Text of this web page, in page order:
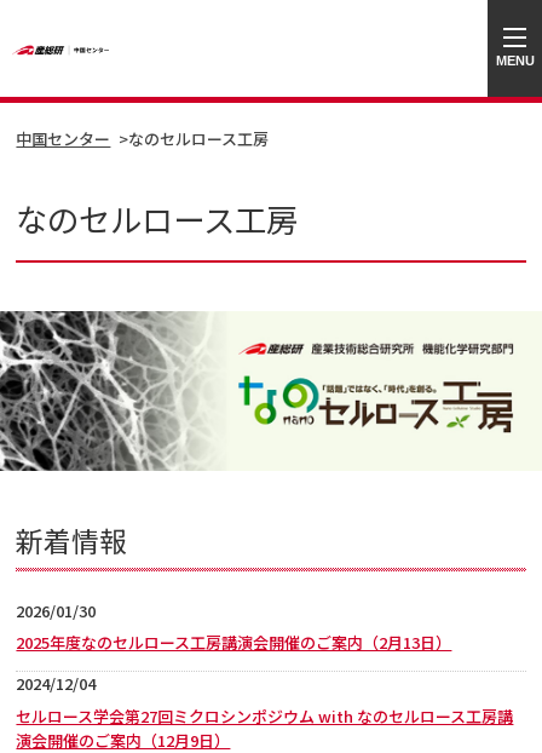
MENU
中国センター なのセルロース工房
なのセルロース工房
新着情報
2026/01/30
2025年度なのセルロース工房講演会開催のご案内（2月13日）
2024/12/04
セルロース学会第27回ミクロシンポジウム with なのセルロース工房講
演会開催のご案内（12月9日）